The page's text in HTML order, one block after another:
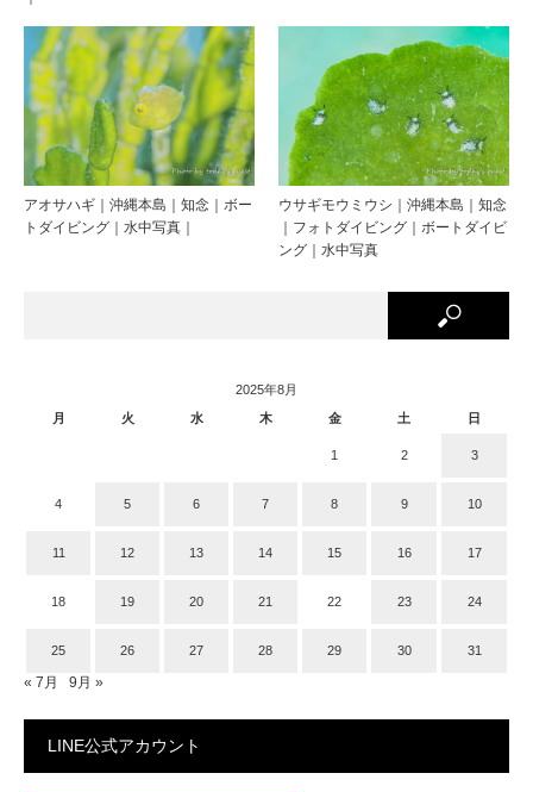
アオサハギ｜沖縄本島｜知念｜ボー
トダイビング｜水中写真｜
ウサギモウミウシ｜沖縄本島｜知念
｜フォトダイビング｜ボートダイビ
ング｜水中写真
2025年8月
月
火 水 木 金 土 日
1 2 3
4 5 6 7 8 9 10
11 12 13 14 15 16 17
18 19 20 21 22 23 24
25 26 27 28 29 30 31
« 7月 9月 »
LINE公式アカウント